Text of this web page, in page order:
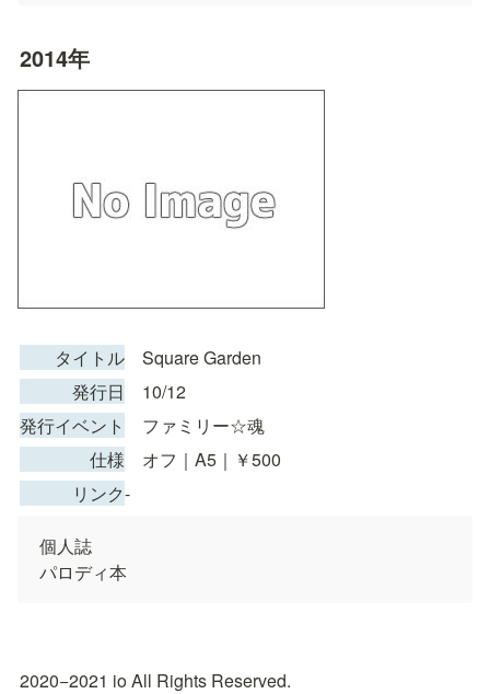
2014年
タイトル Square Garden
発行日 10/12
発行イベント
ファミリー☆魂
仕様 オフ｜A5｜￥500
リンク-
個人誌
パロディ本
2020−2021 io All Rights Reserved.